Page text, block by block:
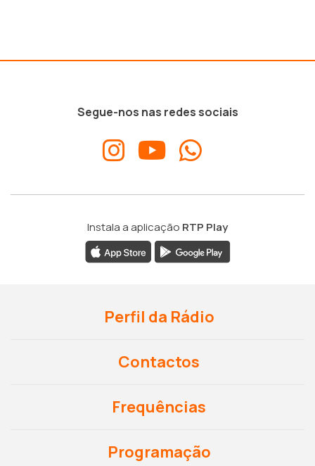
Segue-nos nas redes sociais
Instala a aplicação RTP Play
Perfil da Rádio
Contactos
Frequências
Programação